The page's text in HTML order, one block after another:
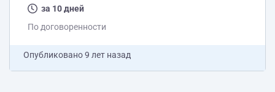
за 10 дней
По договоренности
Опубликовано9 лет назад